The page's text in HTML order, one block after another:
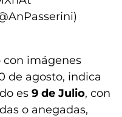
con imágenes
de agosto, indica
es 9 de Julio, con
o anegadas,